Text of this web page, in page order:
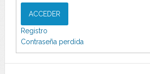
ACCEDER
Registro
Contraseña perdida